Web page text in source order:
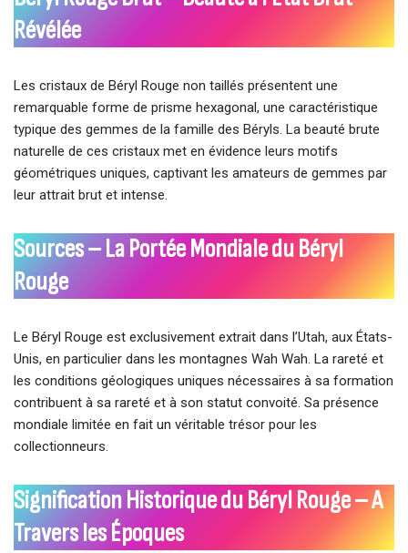
Révélée
Les cristaux de Béryl Rouge non taillés présentent une
remarquable forme de prisme hexagonal, une caractéristique
typique des gemmes de la famille des Béryls. La beauté brute
naturelle de ces cristaux met en évidence leurs motifs
géométriques uniques, captivant les amateurs de gemmes par
leur attrait brut et intense.
Sources – La Portée Mondiale du Béryl
Rouge
Le Béryl Rouge est exclusivement extrait dans l’Utah, aux États-
Unis, en particulier dans les montagnes Wah Wah. La rareté et
les conditions géologiques uniques nécessaires à sa formation
contribuent à sa rareté et à son statut convoité. Sa présence
mondiale limitée en fait un véritable trésor pour les
collectionneurs.
Signification Historique du Béryl Rouge – A
Travers les Époques